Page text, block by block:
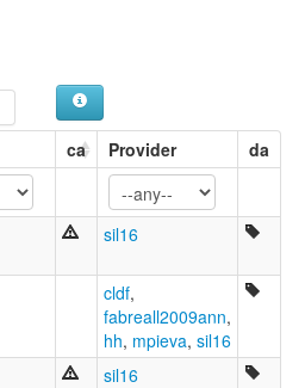
ca Provider da
sil16
cldf,
fabreall2009ann,
hh, mpieva, sil16
sil16